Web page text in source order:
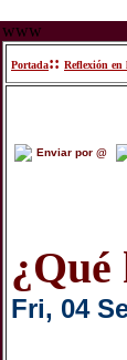
www
Portada:: Reflexión en
Enviar por @
¿Qué
Fri, 04